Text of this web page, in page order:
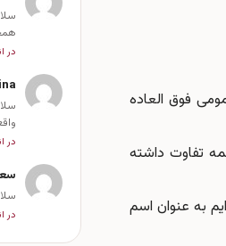
فوق العاده
تفاوت داشته
به عنوان اسم
در
در
در